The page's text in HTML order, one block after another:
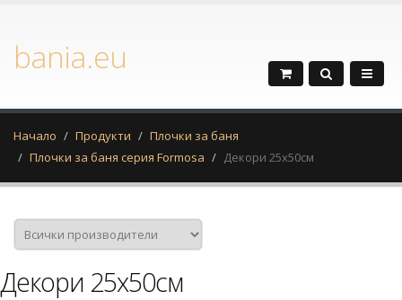
bania.eu
Начало Продукти
Плочки за баня
Плочки за баня серия Formosa
Декори 25х50см
Декори 25х50см